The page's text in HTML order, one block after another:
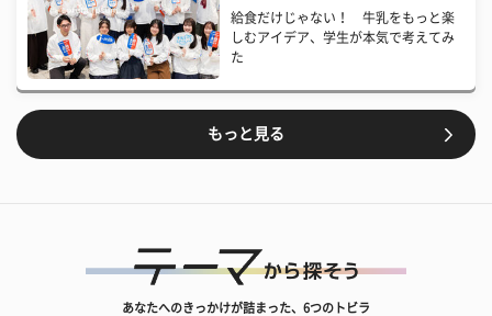
給食だけじゃない！ 牛乳をもっと楽
しむアイデア、学生が本気で考えてみ
た
もっと見る
あなたへのきっかけが詰まった、6つのトビラ